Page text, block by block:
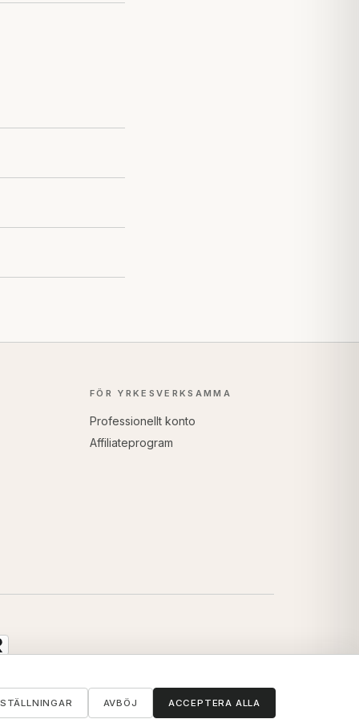
FÖR YRKESVERKSAMMA
Professionellt konto
Affiliateprogram
ॐBehöver du hjälp?
AVBÖJ ACCEPTERA ALLA